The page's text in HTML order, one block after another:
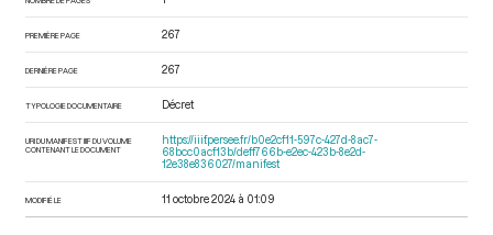
PREMIÈRE PAGE 267
DERNIÈRE PAGE 267
TYPOLOGIE DOCUMENTAIRE Décret
URI DU MANIFEST IIIF DU VOLUME
CONTENANT LE DOCUMENT
https://iiif.persee.fr/b0e2cf11-597c-427d-8ac7-
68bcc0acf13b/deff766b-e2ec-423b-8e2d-
12e38e836027/manifest
MODIFIÉ LE 11 octobre 2024 à 01:09